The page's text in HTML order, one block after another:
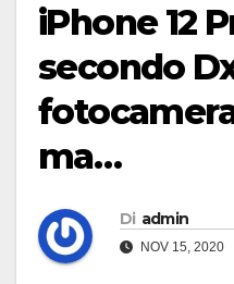
iPhone 12
secondo
ma…
Di admin
NOV 15, 2020